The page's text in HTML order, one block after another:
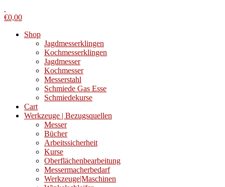
€0,00
Shop
Jagdmesserklingen
Kochmesserklingen
Jagdmesser
Kochmesser
Messerstahl
Schmiede Gas Esse
Schmiedekurse
Cart
Werkzeuge | Bezugsquellen
Messer
Bücher
Arbeitssicherheit
Kurse
Oberflächenbearbeitung
Messermacherbedarf
Werkzeuge|Maschinen